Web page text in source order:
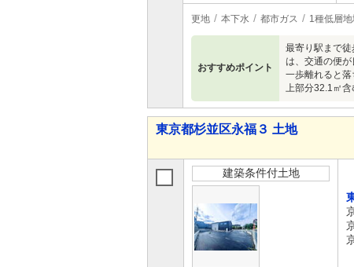
更地 本下水 都市ガス 1種低層
おすすめポイント
最寄り駅まで
は、交通の便
一歩離れると
上部分32.1㎡含
東京都杉並区永福３ 土地
建築条件付土地